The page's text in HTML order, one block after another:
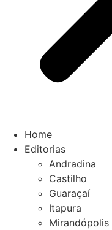
Home
Editorias
Andradina
Castilho
Guaraçaí
Itapura
Mirandópolis